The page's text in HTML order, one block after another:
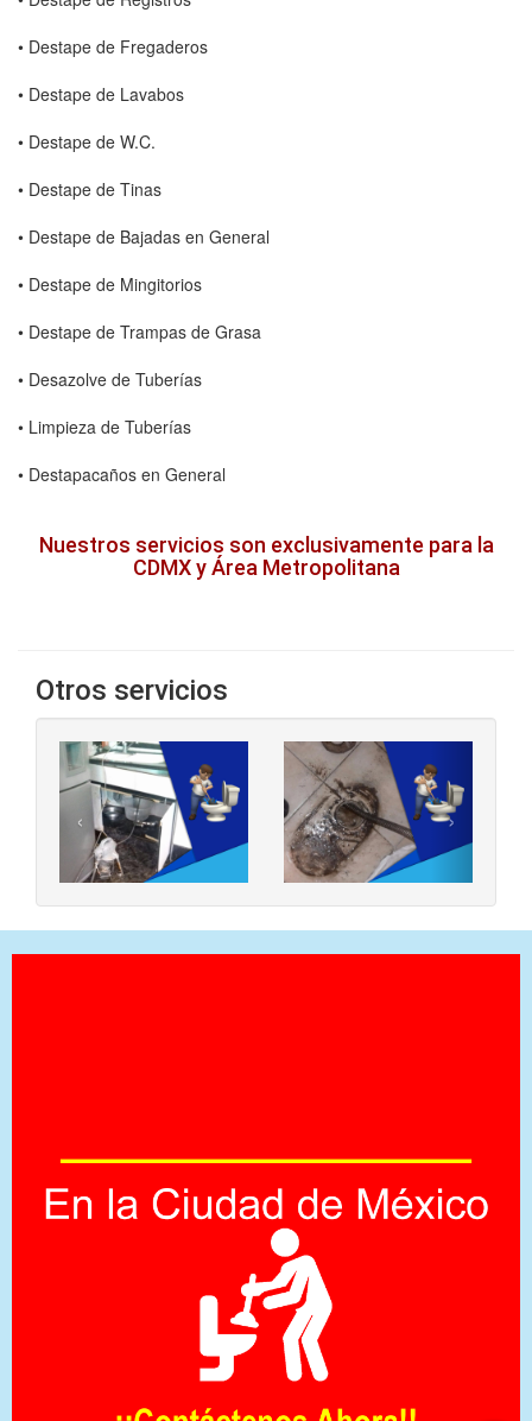
• Destape de Fregaderos
• Destape de Lavabos
• Destape de W.C.
• Destape de Tinas
• Destape de Bajadas en General
• Destape de Mingitorios
• Destape de Trampas de Grasa
• Desazolve de Tuberías
• Limpieza de Tuberías
• Destapacaños en General
Nuestros servicios son exclusivamente para la
CDMX y Área Metropolitana
Otros servicios
‹ ›